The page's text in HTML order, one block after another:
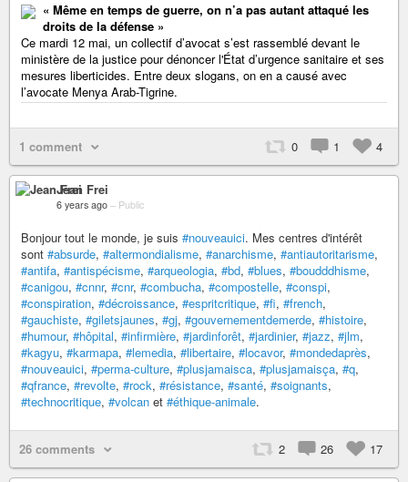
« Même en temps de guerre, on n’a pas autant attaqué les
droits de la défense »
Ce mardi 12 mai, un collectif d’avocat s’est rassemblé devant le
ministère de la justice pour dénoncer l'État d’urgence sanitaire et ses
mesures liberticides. Entre deux slogans, on en a causé avec
l’avocate Menya Arab-Tigrine.
1 comment 0 1 4
Jean Frei
6 years ago – Public
Bonjour tout le monde, je suis #nouveauici. Mes centres d'intérêt
sont #absurde, #altermondialisme, #anarchisme, #antiautoritarisme,
#antifa, #antispécisme, #arqueologia, #bd, #blues, #boudddhisme,
#canigou, #cnnr, #cnr, #combucha, #compostelle, #conspi,
#conspiration, #décroissance, #espritcritique, #fi, #french,
#gauchiste, #giletsjaunes, #gj, #gouvernementdemerde, #histoire,
#humour, #hôpital, #infirmière, #jardinforêt, #jardinier, #jazz, #jlm,
#kagyu, #karmapa, #lemedia, #libertaire, #locavor, #mondedaprès,
#nouveauici, #perma-culture, #plusjamaisca, #plusjamaisça, #q,
#qfrance, #revolte, #rock, #résistance, #santé, #soignants,
#technocritique, #volcan et #éthique-animale.
26 comments 2 26 17